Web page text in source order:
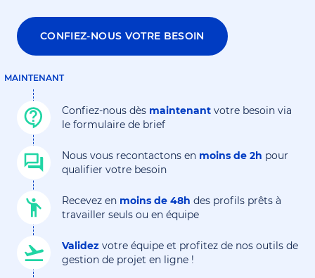
CONFIEZ-NOUS VOTRE BESOIN
Confiez-nous dès maintenant votre besoin via
le formulaire de brief
Nous vous recontactons en moins de 2h pour
qualifier votre besoin
Recevez en moins de 48h des profils prêts à
travailler seuls ou en équipe
Validez votre équipe et profitez de nos outils de
gestion de projet en ligne !
MAINTENANT